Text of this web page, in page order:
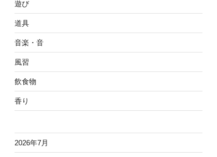
遊び
道具
音楽・音
風習
飲食物
香り
2026年7月